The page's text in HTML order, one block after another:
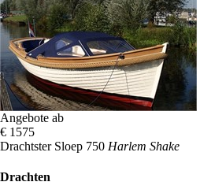
Angebote ab
€ 1575
Drachtster Sloep 750 Harlem Shake
Drachten